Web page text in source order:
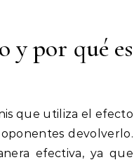
y por qué es
que utiliza el efecto
devolverlo.
efectiva, ya que